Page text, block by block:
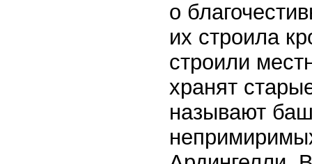
о
их строила
строили
хранят
называют